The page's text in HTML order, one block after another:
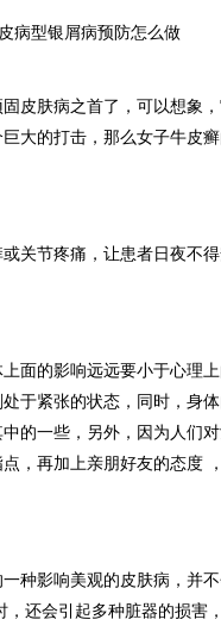
肤病之首了，可以想象，
大的打击，那么女子牛皮
节疼痛，让患者日夜不得
的影响远远要小于心理上
于紧张的状态，同时，身
的一些，另外，因为人们
，再加上亲朋好友的态度
影响美观的皮肤病，并不
还会引起多种脏器的损害